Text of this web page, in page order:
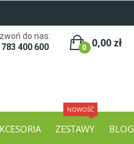
do nas:
400 600
0,00 zł
0
ZESTAWY
NOWOŚĆ
BLOG